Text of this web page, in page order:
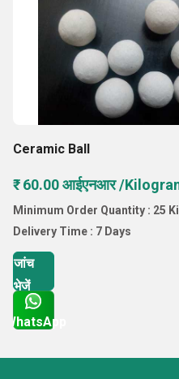
Ceramic Ball
₹ 60.00 आईएनआर /
Minimum Order Quantity : 25
Delivery Time : 7 Days
जांच
भेजें
WhatsApp